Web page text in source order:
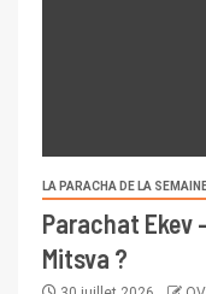
LA PARACHA DE LA
Parachat Ekev
Mitsva ?